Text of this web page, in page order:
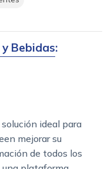
Bebidas:
ideal para
mejorar su
de todos los